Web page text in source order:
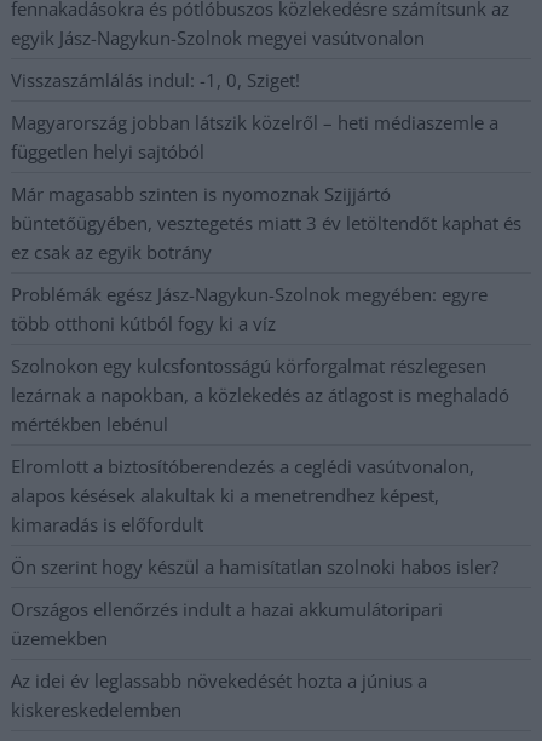
fennakadásokra és pótlóbuszos közlekedésre számítsunk az
egyik Jász-Nagykun-Szolnok megyei vasútvonalon
Visszaszámlálás indul: -1, 0, Sziget!
Magyarország jobban látszik közelről – heti médiaszemle a
független helyi sajtóból
Már magasabb szinten is nyomoznak Szijjártó
büntetőügyében, vesztegetés miatt 3 év letöltendőt kaphat és
ez csak az egyik botrány
Problémák egész Jász-Nagykun-Szolnok megyében: egyre
több otthoni kútból fogy ki a víz
Szolnokon egy kulcsfontosságú körforgalmat részlegesen
lezárnak a napokban, a közlekedés az átlagost is meghaladó
mértékben lebénul
Elromlott a biztosítóberendezés a ceglédi vasútvonalon,
alapos késések alakultak ki a menetrendhez képest,
kimaradás is előfordult
Ön szerint hogy készül a hamisítatlan szolnoki habos isler?
Országos ellenőrzés indult a hazai akkumulátoripari
üzemekben
Az idei év leglassabb növekedését hozta a június a
kiskereskedelemben